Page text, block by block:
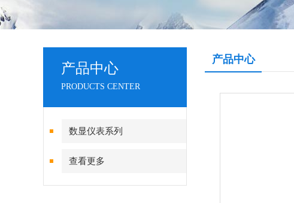
产品中心
PRODUCTS CENTER
数显仪表系列
查看更多
产品中心